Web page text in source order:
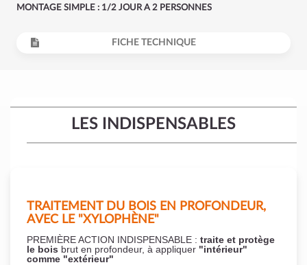
MONTAGE SIMPLE : 1/2 JOUR A 2 PERSONNES
FICHE TECHNIQUE
LES INDISPENSABLES
TRAITEMENT DU BOIS EN PROFONDEUR,
AVEC LE "XYLOPHÈNE"
PREMIÈRE ACTION INDISPENSABLE : traite et protège
le bois brut en profondeur, à appliquer "intérieur"
comme "extérieur"